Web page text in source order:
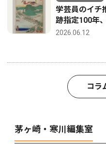
学芸員のイ
跡指定100年
2026.06.12
コラ
茅ヶ崎・寒川編集室